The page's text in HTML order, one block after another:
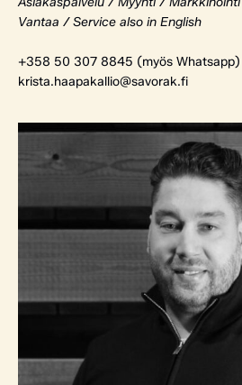
Vantaa / Service also in English
+358 50 307 8845 (myös Whatsapp)
krista.haapakallio@savorak.fi